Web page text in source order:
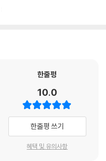
한줄평
10.0
한줄평 쓰기
혜택 및 유의사항